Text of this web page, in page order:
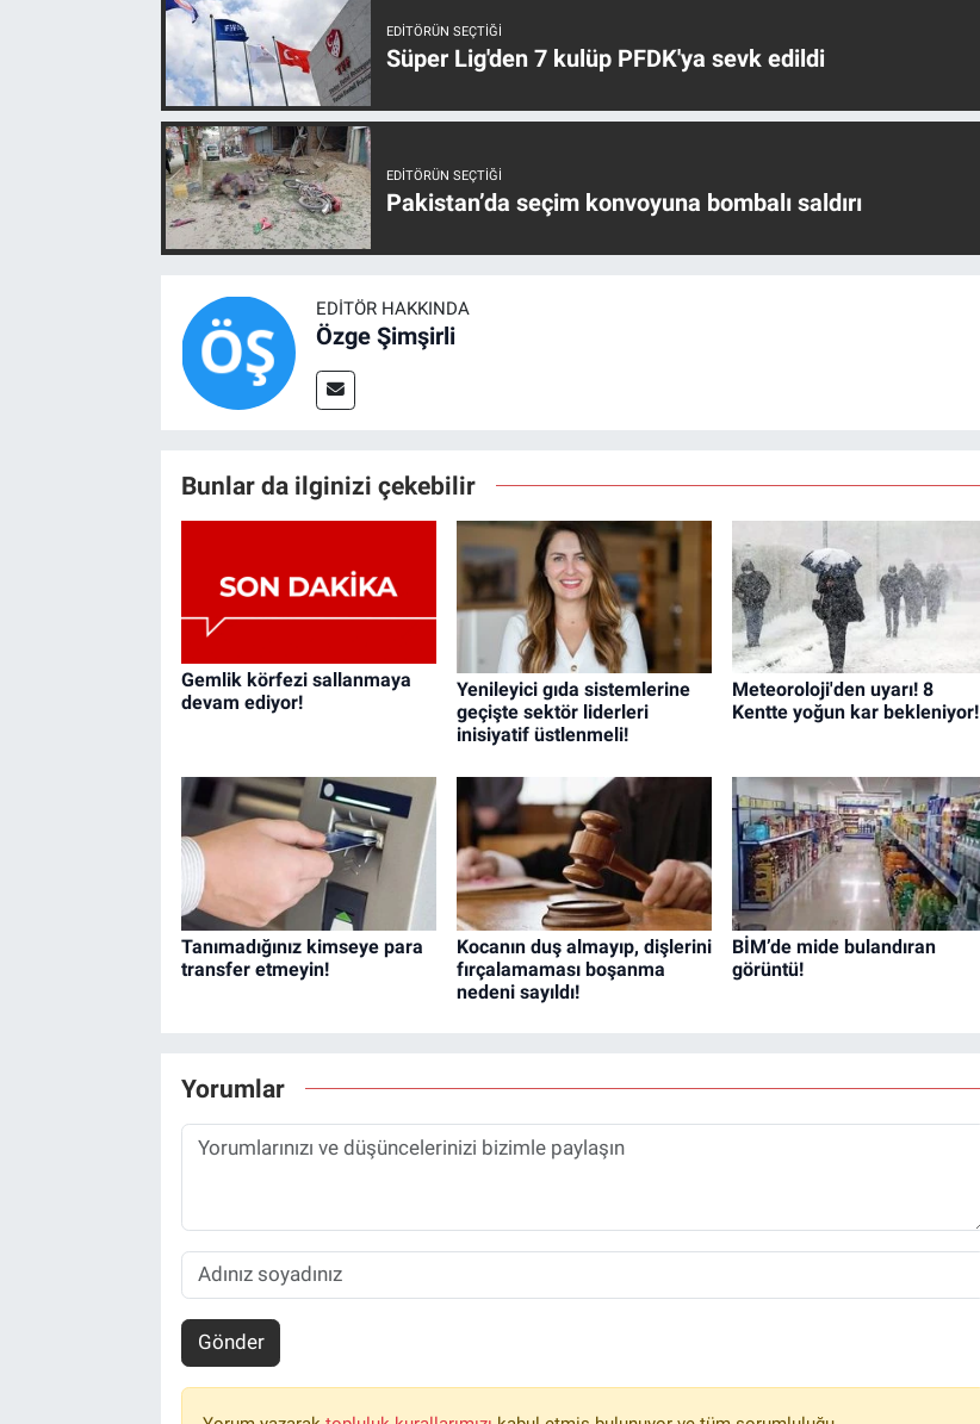
EDITÖRÜN SEÇTIĞI
Süper Lig'den 7 kulüp PFDK'ya sevk edildi
EDITÖRÜN SEÇTIĞI
Pakistan’da seçim konvoyuna bombalı saldırı
EDITÖR HAKKINDA
Özge Şimşirli
Bunlar da ilginizi çekebilir
Gemlik körfezi sallanmaya
devam ediyor!
Yenileyici gıda sistemlerine
geçişte sektör liderleri
inisiyatif üstlenmeli!
Meteoroloji'den uyarı! 8
Kentte yoğun kar bekleniyor!
Tanımadığınız kimseye para
transfer etmeyin!
Kocanın duş almayıp, dişlerini
fırçalamaması boşanma
nedeni sayıldı!
BİM’de mide bulandıran
görüntü!
Yorumlar
Gönder